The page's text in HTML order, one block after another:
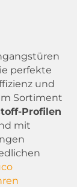
perfekte
und
Sortiment
Profilen
mit